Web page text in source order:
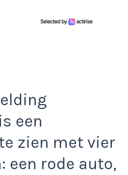
een
zien met vier
een rode auto,